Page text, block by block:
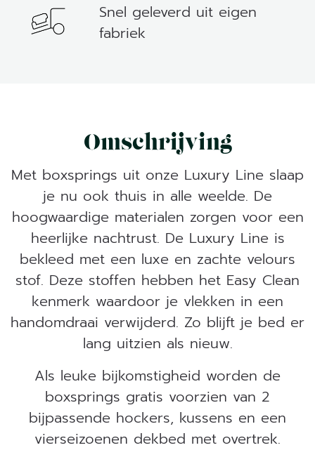
Snel geleverd uit eigen
fabriek
Omschrijving
Met boxsprings uit onze Luxury Line slaap
je nu ook thuis in alle weelde. De
hoogwaardige materialen zorgen voor een
heerlijke nachtrust. De Luxury Line is
bekleed met een luxe en zachte velours
stof. Deze stoffen hebben het Easy Clean
kenmerk waardoor je vlekken in een
handomdraai verwijderd. Zo blijft je bed er
lang uitzien als nieuw.
Als leuke bijkomstigheid worden de
boxsprings gratis voorzien van 2
bijpassende hockers, kussens en een
vierseizoenen dekbed met overtrek.